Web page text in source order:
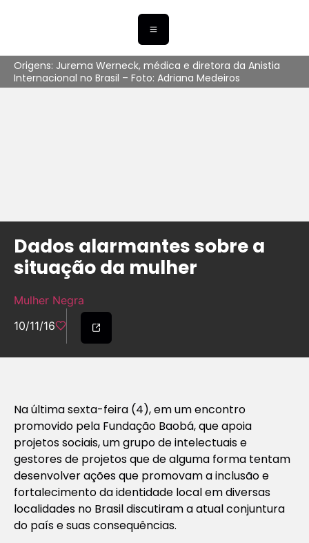
Origens: Jurema Werneck, médica e diretora da Anistia
Internacional no Brasil – Foto: Adriana Medeiros
Dados alarmantes sobre a
situação da mulher
Mulher Negra
10/11/16
Na última sexta-feira (4), em um encontro
promovido pela Fundação Baobá, que apoia
projetos sociais, um grupo de intelectuais e
gestores de projetos que de alguma forma tentam
desenvolver ações que promovam a inclusão e
fortalecimento da identidade local em diversas
localidades no Brasil discutiram a atual conjuntura
do país e suas consequências.